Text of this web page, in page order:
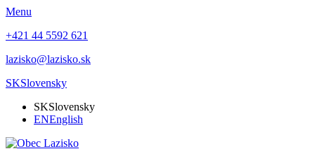
Menu
+421 44 5592 621
lazisko@lazisko.sk
SKSlovensky
SKSlovensky
ENEnglish